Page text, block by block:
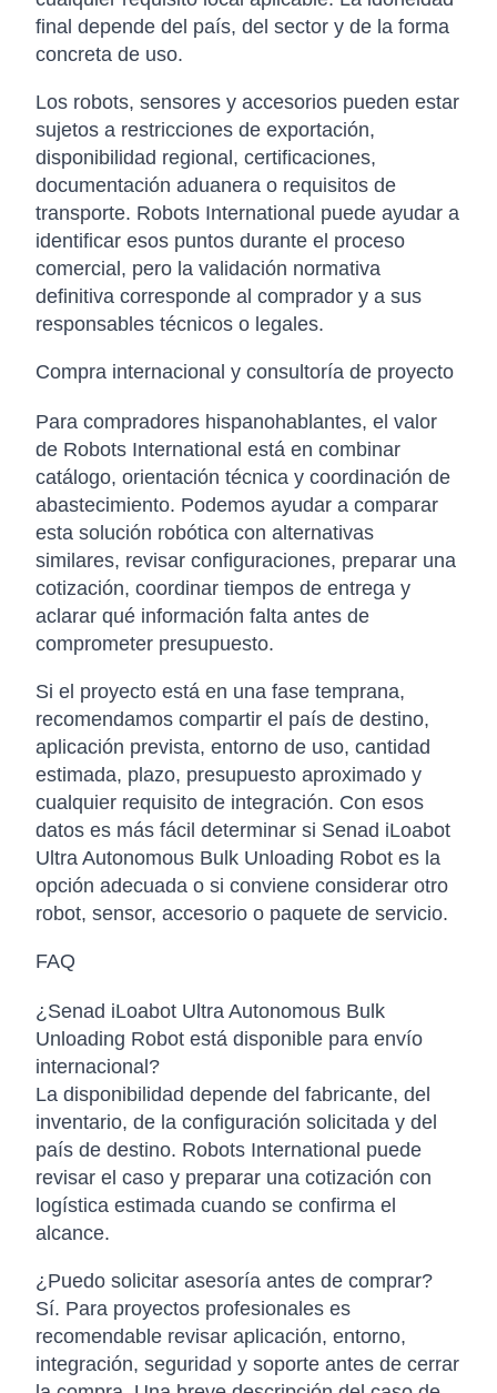
final depende del país, del sector y de la forma
concreta de uso.
Los robots, sensores y accesorios pueden estar
sujetos a restricciones de exportación,
disponibilidad regional, certificaciones,
documentación aduanera o requisitos de
transporte. Robots International puede ayudar a
identificar esos puntos durante el proceso
comercial, pero la validación normativa
definitiva corresponde al comprador y a sus
responsables técnicos o legales.
Compra internacional y consultoría de proyecto
Para compradores hispanohablantes, el valor
de Robots International está en combinar
catálogo, orientación técnica y coordinación de
abastecimiento. Podemos ayudar a comparar
esta solución robótica con alternativas
similares, revisar configuraciones, preparar una
cotización, coordinar tiempos de entrega y
aclarar qué información falta antes de
comprometer presupuesto.
Si el proyecto está en una fase temprana,
recomendamos compartir el país de destino,
aplicación prevista, entorno de uso, cantidad
estimada, plazo, presupuesto aproximado y
cualquier requisito de integración. Con esos
datos es más fácil determinar si Senad iLoabot
Ultra Autonomous Bulk Unloading Robot es la
opción adecuada o si conviene considerar otro
robot, sensor, accesorio o paquete de servicio.
FAQ
¿Senad iLoabot Ultra Autonomous Bulk
Unloading Robot está disponible para envío
internacional?
La disponibilidad depende del fabricante, del
inventario, de la configuración solicitada y del
país de destino. Robots International puede
revisar el caso y preparar una cotización con
logística estimada cuando se confirma el
alcance.
¿Puedo solicitar asesoría antes de comprar?
Sí. Para proyectos profesionales es
recomendable revisar aplicación, entorno,
integración, seguridad y soporte antes de cerrar